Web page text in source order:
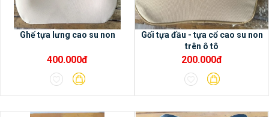
xe.– Phù hợp cho hầu hết các dòng xe
hiện nay.
2/ Các tính năng nổi bật của
Ghế tựa lưng cao su non
400.000đ
Gối tựa đầu - tựa cổ cao su non
trên ô tô
200.000đ